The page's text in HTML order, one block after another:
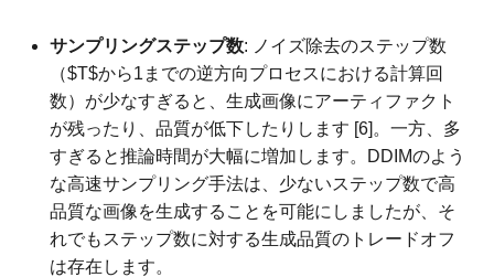
サンプリングステップ数: ノイズ除去のステップ数
（$T$から1までの逆方向プロセスにおける計算回
数）が少なすぎると、生成画像にアーティファクト
が残ったり、品質が低下したりします [6]。一方、多
すぎると推論時間が大幅に増加します。DDIMのよう
な高速サンプリング手法は、少ないステップ数で高
品質な画像を生成することを可能にしましたが、そ
れでもステップ数に対する生成品質のトレードオフ
は存在します。